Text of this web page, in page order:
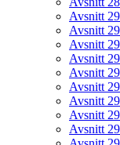
Avsnitt
Avsnitt
Avsnitt
Avsnitt
Avsnitt
Avsnitt
Avsnitt
Avsnitt
Avsnitt